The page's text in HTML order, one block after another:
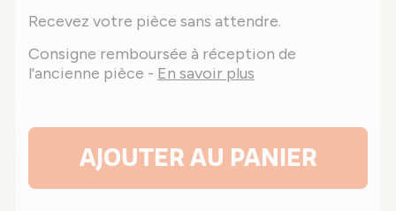
Recevez votre pièce sans attendre.
Consigne remboursée à réception de
l'ancienne pièce - En savoir plus
AJOUTER AU PANIER